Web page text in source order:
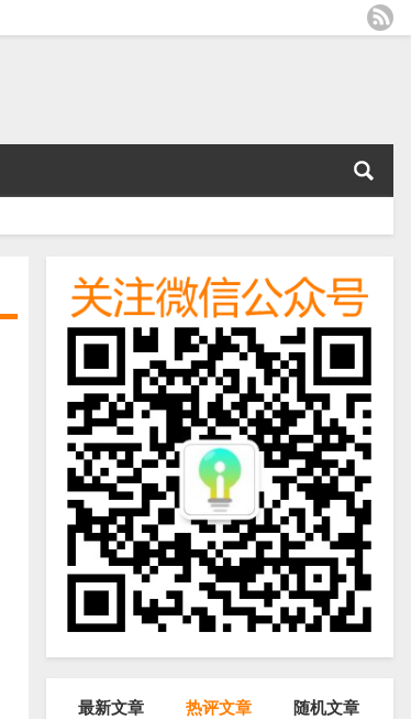
最新文章 热评文章 随机文章